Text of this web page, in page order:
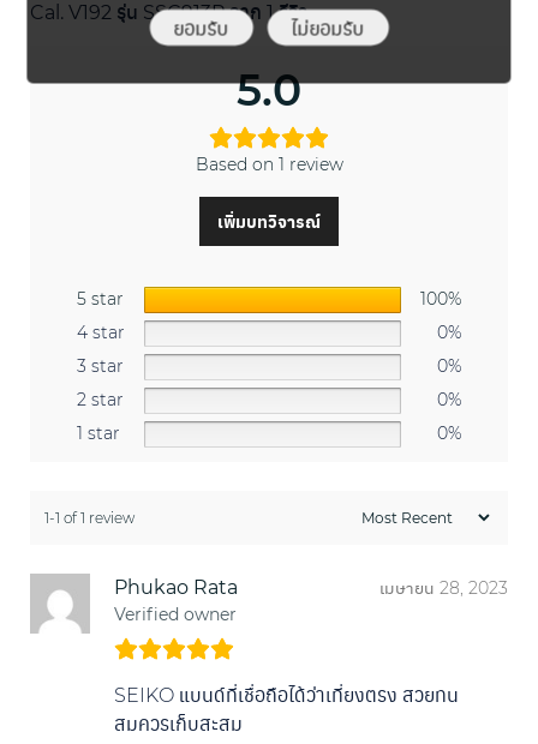
Cal. V192 รุ่น SSC913Pจาก 1 รีวิว
5.0
Based on 1 review
เพิ่มบทวิจารณ์
5 star
100%
4 star
0%
3 star
0%
2 star
0%
1 star
0%
1-1 of 1 review
Phukao Rata
Verified owner
เมษายน 28, 2023
SEIKO แบนด์ที่เชื่อถือได้ว่าเที่ยงตรง สวยทน
สมควรเก็บสะสม
ยอมรับ ไม่ยอมรับ